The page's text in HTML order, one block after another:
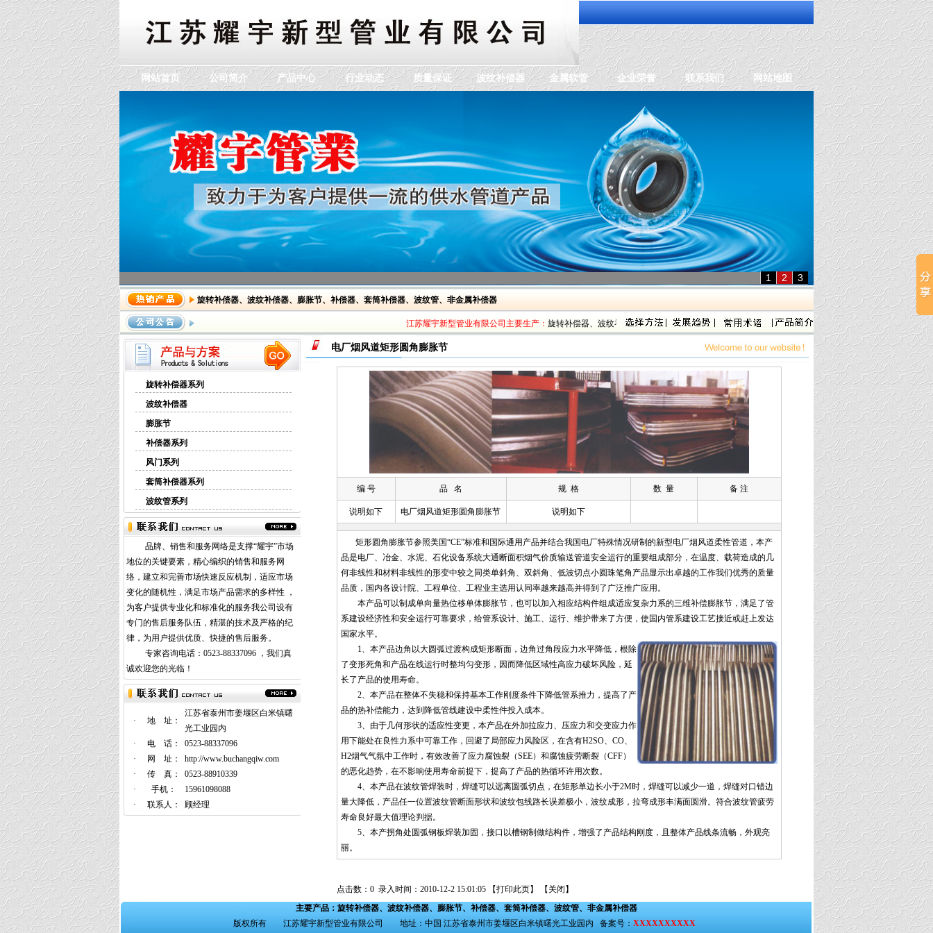
网站首页 公司简介 产品中心 行业动态 质量保证 波纹补偿器 金属软管 企业荣誉 联系我们 网站地图
1 2 3
dddddddddddd
旋转补偿器、 波纹补偿器、 膨胀节、 补偿器、 套筒补偿器、 波纹管、 非金属补偿器
江苏耀宇新型管业有限公司主要生产：旋转补偿器、波纹补偿器 、膨胀节、 补偿器、套筒补偿器、波纹管 、非金属补偿器
旋转补偿器系列
波纹补偿器
膨胀节
补偿器系列
风门系列
套筒补偿器系列
波纹管系列
品牌、销售和服务网络是支撑“耀宇”市场
地位的关键要素，精心编织的销售和服务网
络，建立和完善市场快速反应机制，适应市场
变化的随机性，满足市场产品需求的多样性 ，
为客户提供专业化和标准化的服务我公司设有
专门的售后服务队伍，精湛的技术及严格的纪
律，为用户提供优质、快捷的售后服务。
专家咨询电话：0523-88337096 ，我们真
诚欢迎您的光临！
· 地 址：
江苏省泰州市姜堰区白米镇曙
光工业园内
·
电 话：
0523-88337096
·
网 址：
http://www.buchangqiw.com
·
传 真：
0523-88910339
·
手机：
15961098088
·
联系人： 顾经理
电厂烟风道矩形圆角膨胀节
编 号 品 名 规 格 数 量 备 注
说明如下 电厂烟风道矩形圆角膨胀节 说明如下
矩形圆角膨胀节参照美国“CE”标准和国际通用产品并结合我国电厂特殊情况研制的新型电厂烟风道柔性管道，本产
品是电厂、冶金、水泥、石化设备系统大通断面积烟气价质输送管道安全运行的重要组成部分，在温度、载荷造成的几
何非线性和材料非线性的形变中较之同类单斜角、双斜角、低波切点小圆珠笔角产品显示出卓越的工作我们优秀的质量
品质，国内各设计院、工程单位、工程业主选用认同率越来越高并得到了广泛推广应用。
本产品可以制成单向量热位移单体膨胀节，也可以加入相应结构件组成适应复杂力系的三维补偿膨胀节，满足了管
系建设经济性和安全运行可靠要求，给管系设计、施工、运行、维护带来了方便，使国内管系建设工艺接近或赶上发达
国家水平。
1、本产品边角以大圆弧过渡构成矩形断面，边角过角段应力水平降低， 根除
了变形死角和产品在线运行时整均匀变形，因而降低区域性高应力破坏风险，延
长了产品的使用寿命。
2、本产品在整体不失稳和保持基本工作刚度条件下降低管系推力，提高了产
品的热补偿能力，达到降低管线建设中柔性件投入成本。
3、由于几何形状的适应性变更，本产品在外加拉应力、压应力和交变应力作
用下能处在良性力系中可靠工作，回避了局部应力风险区，在含有H2SO、CO、
H2烟气气氛中工作时，有效改善了应力腐蚀裂（SEE）和腐蚀疲劳断裂（CFF）
的恶化趋势，在不影响使用寿命前提下，提高了产品的热循环许用次数。
4、本产品在波纹管焊装时，焊缝可以远离圆弧切点，在矩形单边长小于2M时，焊缝可以减少一道，焊缝对口错边
量大降低，产品任一位置波纹管断面形状和波纹包线路长误差极小，波纹成形，拉弯成形丰满面圆滑。符合波纹管疲劳
寿命良好最大值理论判据。
5、本产拐角处圆弧钢板焊装加固，接口以槽钢制做结构件，增强了产品结构刚度，且整体产品线条流畅，外观亮
丽。
点击数：0 录入时间：2010-12-2 15:01:05 【打印此页】 【 关闭 】
主要产品： 旋转补偿器、 波纹补偿器、 膨胀节、 补偿器、 套筒补偿器、 波纹管、 非金属补偿器
版权所有 江苏耀宇新型管业有限公司 地址：中国 江苏省泰州市姜堰区白米镇曙光工业园内 备案号： XXXXXXXXXX